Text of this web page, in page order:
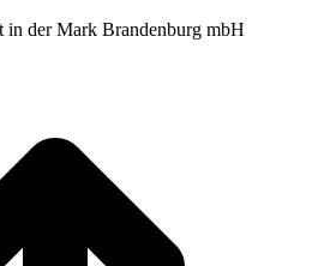
in der Mark Brandenburg mbH